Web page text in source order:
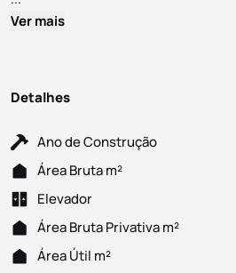
Ver mais
Detalhes
Ano de Construção
Área Bruta m²
Elevador
Área Bruta Privativa m²
Área Útil m²